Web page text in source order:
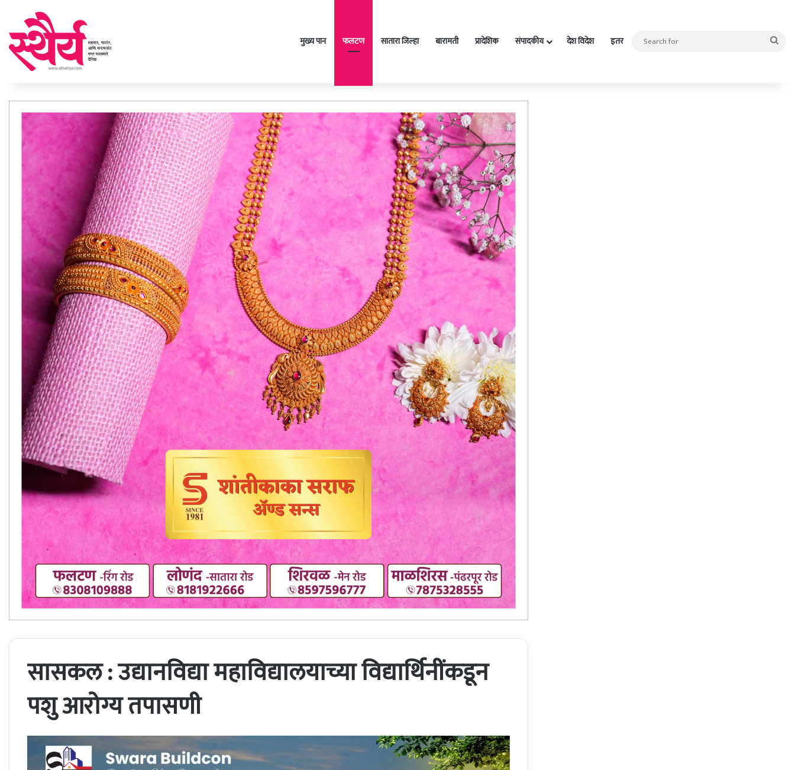
मुख्य पान फलटण सातारा जिल्हा बारामती प्रादेशिक संपादकीय देश विदेश इतर
सासकल : उद्यानविद्या महाविद्यालयाच्या विद्यार्थिनींकडून
पशु आरोग्य तपासणी